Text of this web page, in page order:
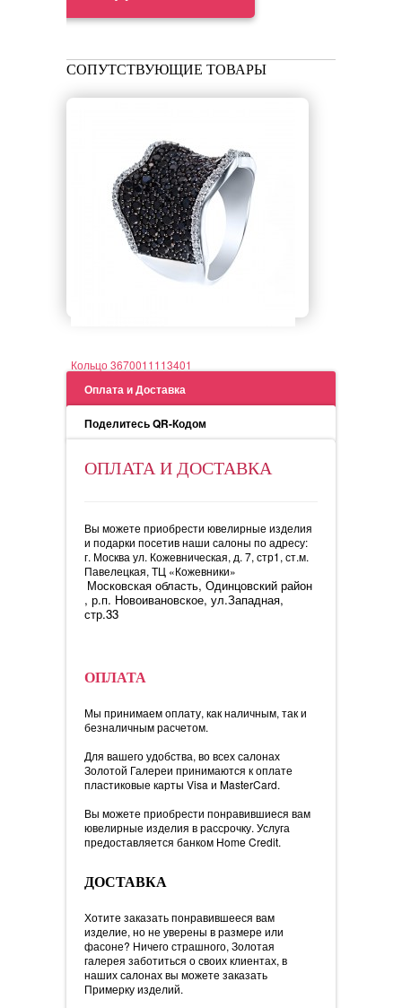
СОПУТСТВУЮЩИЕ ТОВАРЫ
Кольцо 3670011113401
Оплата и Доставка
Поделитесь QR-Кодом
ОПЛАТА И ДОСТАВКА
Вы можете приобрести ювелирные изделия
и подарки посетив наши салоны по адресу:
г. Москва ул. Кожевническая, д. 7, стр1, ст.м.
Павелецкая, ТЦ «Кожевники»
Московская область, Одинцовский район
, р.п. Новоивановское, ул.Западная,
стр.33
ОПЛАТА
Мы принимаем оплату, как наличным, так и
безналичным расчетом.
Для вашего удобства, во всех салонах
Золотой Галереи принимаются к оплате
пластиковые карты Visa и MasterCard.
Вы можете приобрести понравившиеся вам
ювелирные изделия в рассрочку. Услуга
предоставляется банком Home Credit.
ДОСТАВКА
Хотите заказать понравившееся вам
изделие, но не уверены в размере или
фасоне? Ничего страшного, Золотая
галерея заботиться о своих клиентах, в
наших салонах вы можете заказать
Примерку изделий.